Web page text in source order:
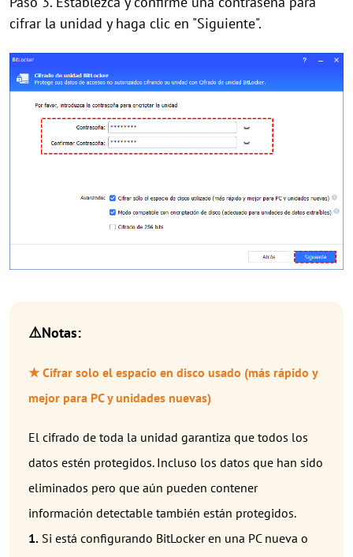
cifrar la unidad y haga clic en "Siguiente".
⚠️Notas:
★ Cifrar solo el espacio en disco usado (más rápido y
mejor para PC y unidades nuevas)
El cifrado de toda la unidad garantiza que todos los
datos estén protegidos. Incluso los datos que han sido
eliminados pero que aún pueden contener
información detectable también están protegidos.
1. Si está configurando BitLocker en una PC nueva o